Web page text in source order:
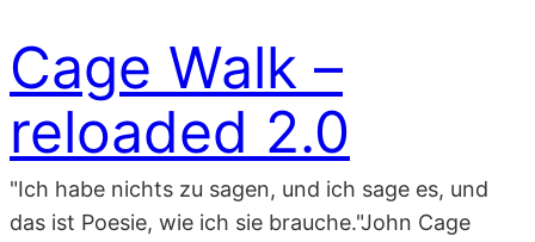
Inhalt
springen
Cage Walk –
reloaded 2.0
"Ich habe nichts zu sagen, und ich sage es, und
das ist Poesie, wie ich sie brauche."John Cage